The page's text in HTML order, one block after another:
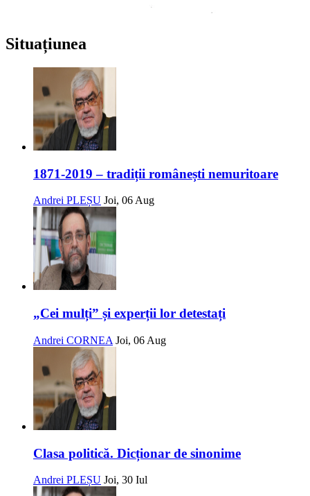
Situațiunea
1871-2019 – tradiții românești nemuritoare
Andrei PLEȘU Joi, 06 Aug
„Cei mulți” și experții lor detestați
Andrei CORNEA Joi, 06 Aug
Clasa politică. Dicționar de sinonime
Andrei PLEȘU Joi, 30 Iul